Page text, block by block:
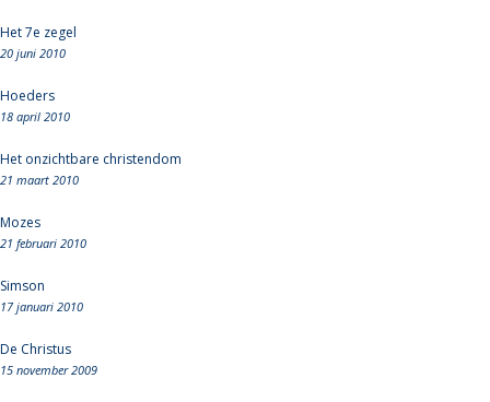
Het 7e zegel
20 juni 2010
Hoeders
18 april 2010
Het onzichtbare christendom
21 maart 2010
Mozes
21 februari 2010
Simson
17 januari 2010
De Christus
15 november 2009